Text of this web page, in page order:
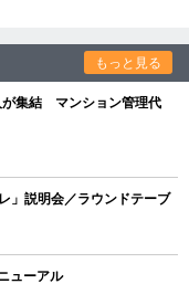
もっと見る
が集結 マンション管理代
」説明会／ラウンドテーブ
ューアル